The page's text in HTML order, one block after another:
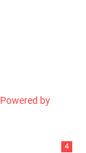
Powered by
4